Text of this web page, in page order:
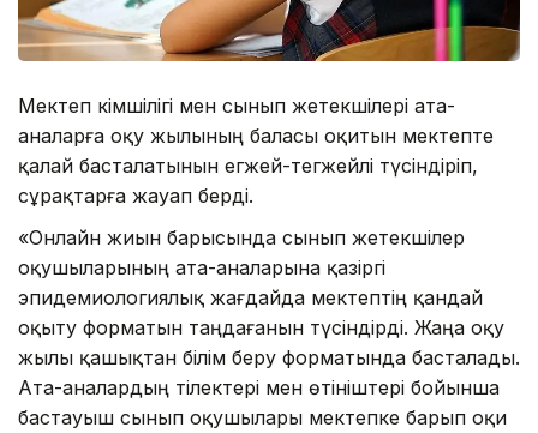
Мектеп әкімшілігі мен сынып жетекшілері ата-
аналарға оқу жылының баласы оқитын мектепте
қалай басталатынын егжей-тегжейлі түсіндіріп,
сұрақтарға жауап берді.
«Онлайн жиын барысында сынып жетекшілер
оқушыларының ата-аналарына қазіргі
эпидемиологиялық жағдайда мектептің қандай
оқыту форматын таңдағанын түсіндірді. Жаңа оқу
жылы қашықтан білім беру форматында басталады.
Ата-аналардың тілектері мен өтініштері бойынша
бастауыш сынып оқушылары мектепке барып оқи